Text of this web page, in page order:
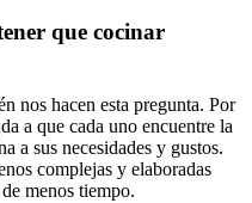
que cocinar
nos hacen esta pregunta. Por
a que cada uno encuentre la
a sus necesidades y gustos.
complejas y elaboradas
menos tiempo.